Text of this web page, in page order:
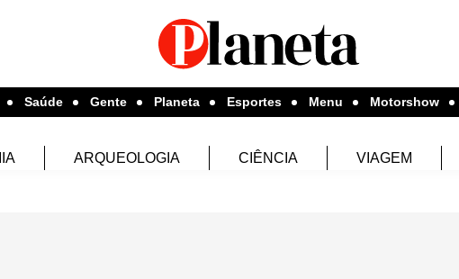
Saúde Gente Planeta Esportes Menu Motorshow
ARQUEOLOGIA CIÊNCIA VIAGEM